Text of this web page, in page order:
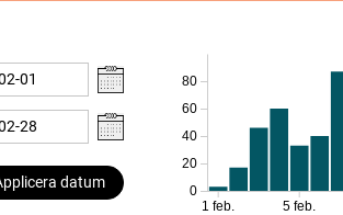
datum
0
20
40
60
80
1 feb. 5 feb.